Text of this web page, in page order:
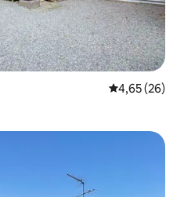
Gemiddelde
4,65 (26)